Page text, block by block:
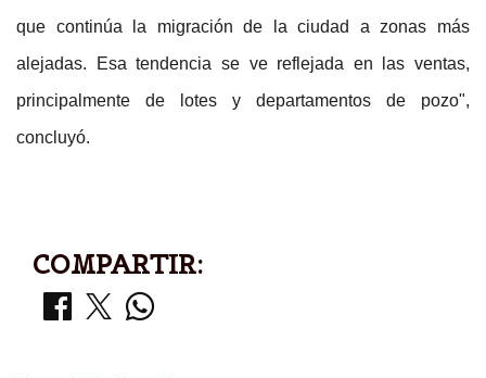
que continúa la migración de la ciudad a zonas más
alejadas. Esa tendencia se ve reflejada en las ventas,
principalmente de lotes y departamentos de pozo",
concluyó.
COMPARTIR: